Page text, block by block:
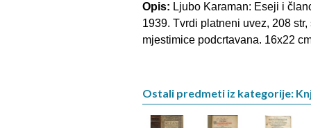
Opis: Ljubo Karaman: Eseji i
1939. Tvrdi platneni uvez, 208
mjestimice podcrtavana. 16x22
Ostali predmeti iz kategorije: